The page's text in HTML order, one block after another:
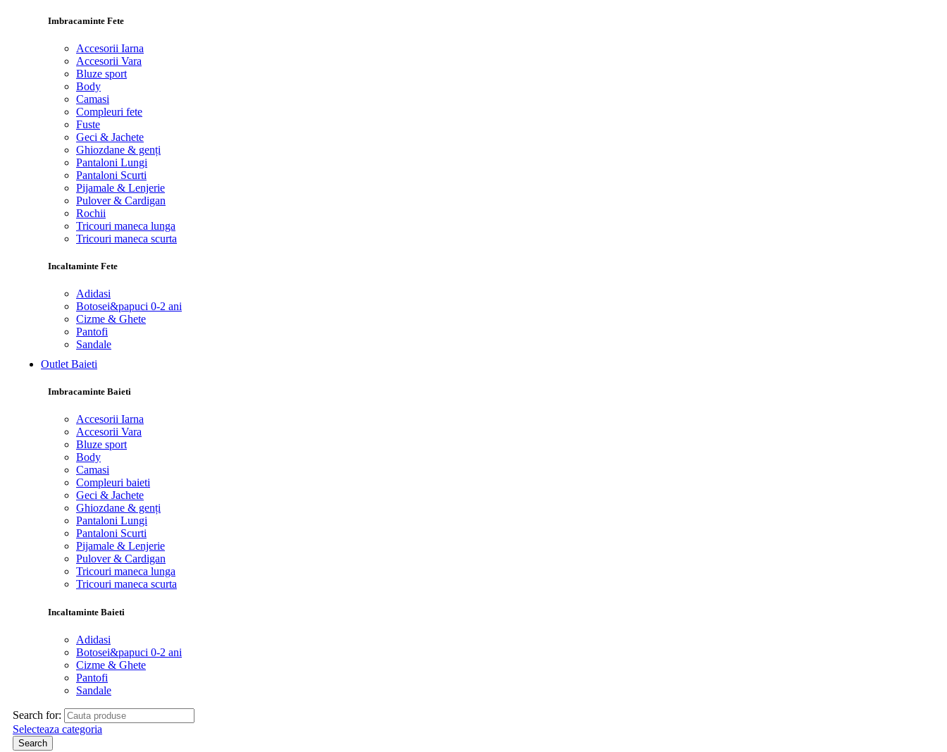
Imbracaminte Fete
Accesorii Iarna
Accesorii Vara
Bluze sport
Body
Camasi
Compleuri fete
Fuste
Geci & Jachete
Ghiozdane & genți
Pantaloni Lungi
Pantaloni Scurti
Pijamale & Lenjerie
Pulover & Cardigan
Rochii
Tricouri maneca lunga
Tricouri maneca scurta
Incaltaminte Fete
Adidasi
Botosei&papuci 0-2 ani
Cizme & Ghete
Pantofi
Sandale
Outlet Baieti
Imbracaminte Baieti
Accesorii Iarna
Accesorii Vara
Bluze sport
Body
Camasi
Compleuri baieti
Geci & Jachete
Ghiozdane & genți
Pantaloni Lungi
Pantaloni Scurti
Pijamale & Lenjerie
Pulover & Cardigan
Tricouri maneca lunga
Tricouri maneca scurta
Incaltaminte Baieti
Adidasi
Botosei&papuci 0-2 ani
Cizme & Ghete
Pantofi
Sandale
Search for:
Selecteaza categoria
Search